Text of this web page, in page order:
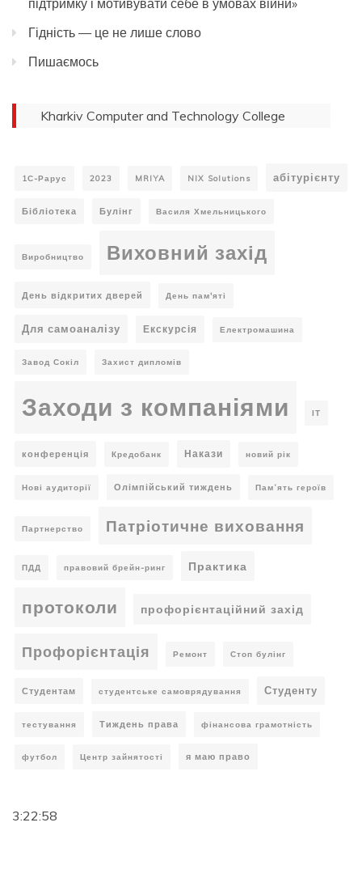
підтримку і мотивувати себе в умовах війни»
Гідність — це не лише слово
Пишаємось
Kharkiv Computer and Technology College
1С-Рарус 2023 MRIYA NIX Solutions абітурієнту
Бібліотека Булінг Василя Хмельницького
Виробництво Виховний захід
День відкритих дверей День пам'яті
Для самоаналізу Екскурсія Електромашина
Завод Сокіл Захист дипломів
Заходи з компаніями ІТ
конференція Кредобанк Накази новий рік
Нові аудиторії Олімпійський тиждень Пам’ять героїв
Партнерство Патріотичне виховання
ПДД правовий брейн-ринг Практика
протоколи профорієнтаційний захід
Профорієнтація Ремонт Стоп булінг
Студентам студентське самоврядування Студенту
тестування Тиждень права фінансова грамотність
футбол Центр зайнятості я маю право
3:22:59